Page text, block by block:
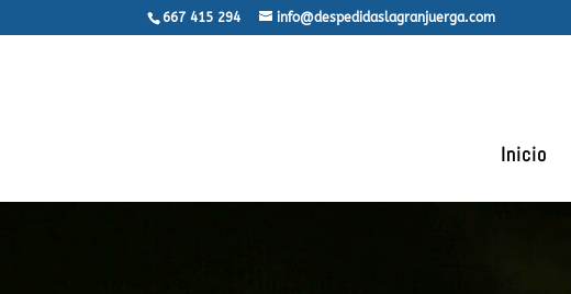
667 415 294 info@despedidaslagranjuerga.com
Inicio